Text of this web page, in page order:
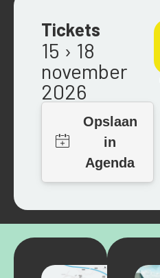
Tickets
15 › 18
november
2026